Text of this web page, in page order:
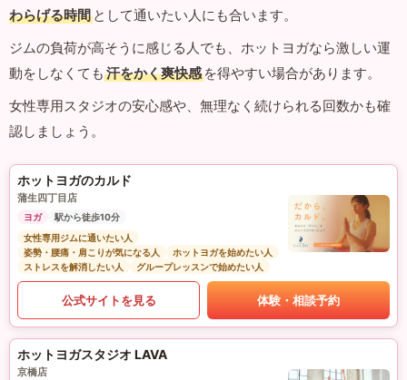
わらげる時間 として通いたい人にも合います。
ジムの負荷が高そうに感じる人でも、ホットヨガなら激しい運
動をしなくても 汗をかく爽快感 を得やすい場合があります。
女性専用スタジオの安心感や、無理なく続けられる回数かも確
認しましょう。
ホットヨガのカルド
蒲生四丁目店
ヨガ
駅から徒歩10分
女性専用ジムに通いたい人
姿勢・腰痛・肩こりが気になる人
ホットヨガを始めたい人
ストレスを解消したい人
グループレッスンで始めたい人
公式サイトを見る 体験・相談予約
ホットヨガスタジオ LAVA
京橋店